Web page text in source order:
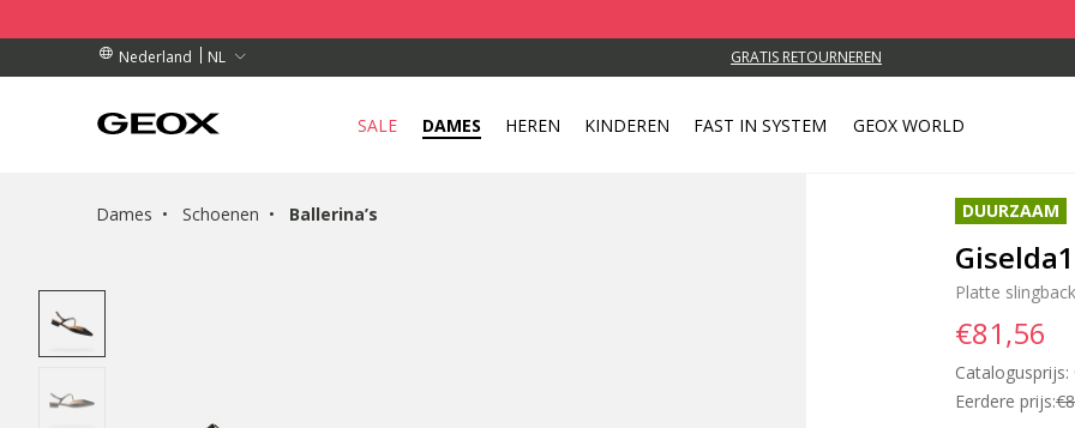
Nederland
NL
BOVEN € 89,00 GRATIS RETOURNEREN
IN DE BUURT.
BOVEN € 89,00
SALE DAMES HEREN KINDEREN FAST IN SYSTEM GEOX WORLD
Dames Schoenen Ballerina’s DUURZAAM
Platte
Eerdere prijs:
Catalogusprijs:
€81,56